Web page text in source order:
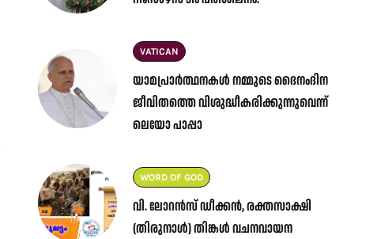
VATICAN
യാമപ്രാർത്ഥനകൾ നമ്മുടെ ദൈനംദിന
ജീവിതത്തെ വിശുദ്ധീകരിക്കുന്നുവെന്ന്
ലെയോ പാപ്പാ
WORD OF GOD
വി. ലോറൻസ് ഡീക്കൻ, രക്തസാക്ഷി
(തിരുനാൾ) തിങ്കൾ വചനവായന